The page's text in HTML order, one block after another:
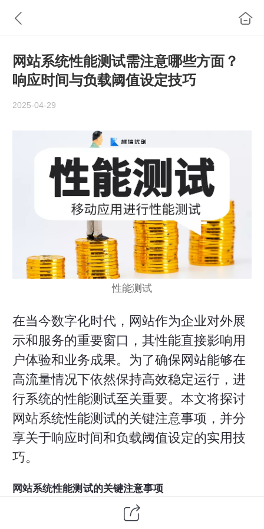
网站系统性能测试需注意哪些方面？
响应时间与负载阈值设定技巧
2025-04-29
性能测试
在当今数字化时代，网站作为企业对外展
示和服务的重要窗口，其性能直接影响用
户体验和业务成果。为了确保网站能够在
高流量情况下依然保持高效稳定运行，进
行系统的性能测试至关重要。本文将探讨
网站系统性能测试的关键注意事项，并分
享关于响应时间和负载阈值设定的实用技
巧。
网站系统性能测试的关键注意事项